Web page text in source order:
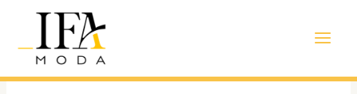
conteúdo
Menu